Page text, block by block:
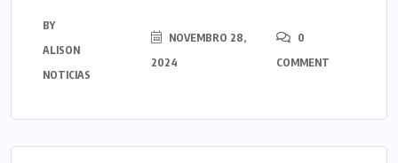
BY
ALISON
NOTICIAS
NOVEMBRO 28,
2024
0
COMMENT